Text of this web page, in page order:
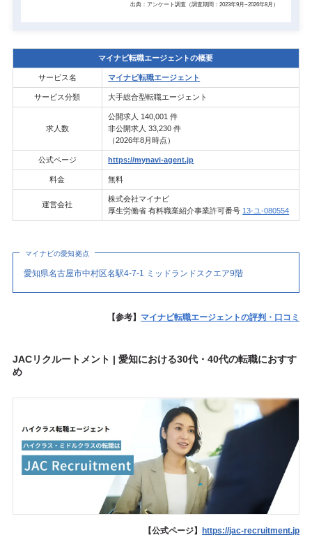
出典：アンケート調査（調査期間：2023年9月~2026年8月）
マイナビ転職エージェントの概要
サービス名 マイナビ転職エージェント
サービス分類 大手総合型転職エージェント
求人数
公開求人 140,001 件
非公開求人 33,230 件
（2026年8月時点）
公式ページ https://mynavi-agent.jp
料金 無料
運営会社
株式会社マイナビ
厚生労働省 有料職業紹介事業許可番号 13-ユ-080554
マイナビの愛知拠点
愛知県名古屋市中村区名駅4-7-1 ミッドランドスクエア9階
【参考】 マイナビ転職エージェントの評判・口コミ
JACリクルートメント | 愛知における30代・40代の転職におすす
め
【公式ページ】 https://jac-recruitment.jp